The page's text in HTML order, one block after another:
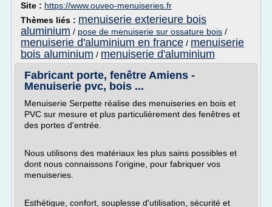
Site : https://www.ouveo-menuiseries.fr
Thèmes liés : menuiserie exterieure bois
aluminium / pose de menuiserie sur ossature bois /
menuiserie d'aluminium en france / menuiserie
bois aluminium / menuiserie d'aluminium
Fabricant porte, fenêtre Amiens -
Menuiserie pvc, bois ...
Menuiserie Serpette réalise des menuiseries en bois et
PVC sur mesure et plus particulièrement des fenêtres et
des portes d'entrée.
Nous utilisons des matériaux les plus sains possibles et
dont nous connaissons l'origine, pour fabriquer vos
menuiseries.
Esthétique, confort, souplesse d'utilisation, sécurité et